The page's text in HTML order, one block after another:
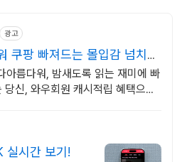
광고
쿠팡 빠져드는 몰입감 넘치는
아름다워, 밤새도록 읽는 재미에 빠
신, 와우회원 캐시적립 혜택으로
실시간 보기!